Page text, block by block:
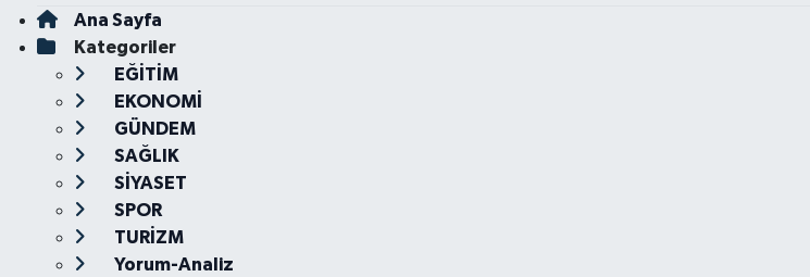
Ana Sayfa
Kategoriler
EĞİTİM
EKONOMİ
GÜNDEM
SAĞLIK
SİYASET
SPOR
TURİZM
Yorum-Analiz